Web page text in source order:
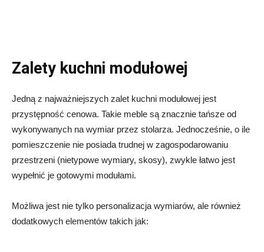
Zalety kuchni modułowej
Jedną z najważniejszych zalet kuchni modułowej jest
przystępność cenowa. Takie meble są znacznie tańsze od
wykonywanych na wymiar przez stolarza. Jednocześnie, o ile
pomieszczenie nie posiada trudnej w zagospodarowaniu
przestrzeni (nietypowe wymiary, skosy), zwykle łatwo jest
wypełnić je gotowymi modułami.
Możliwa jest nie tylko personalizacja wymiarów, ale również
dodatkowych elementów takich jak: